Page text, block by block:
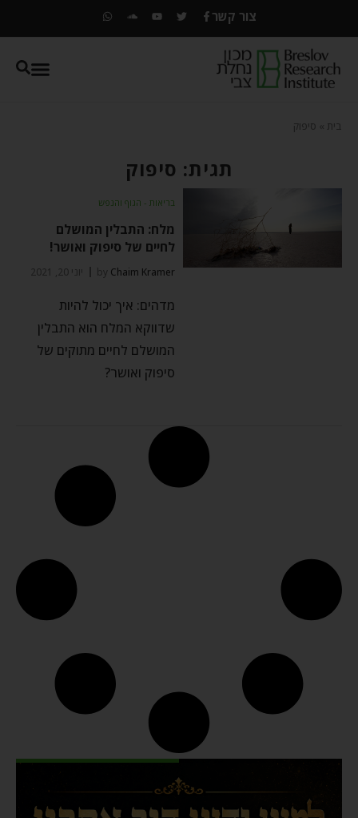
צור קשר
בית סיפוק
תגית: סיפוק
בריאות - הגוף והנפש
מלח: התבלין המושלם
לחיים של סיפוק ואושר!
by Chaim Kramer יוני 20, 2021
מדהים: איך יכול להיות
שדווקא המלח הוא התבלין
המושלם לחיים מתוקים של
סיפוק ואושר?